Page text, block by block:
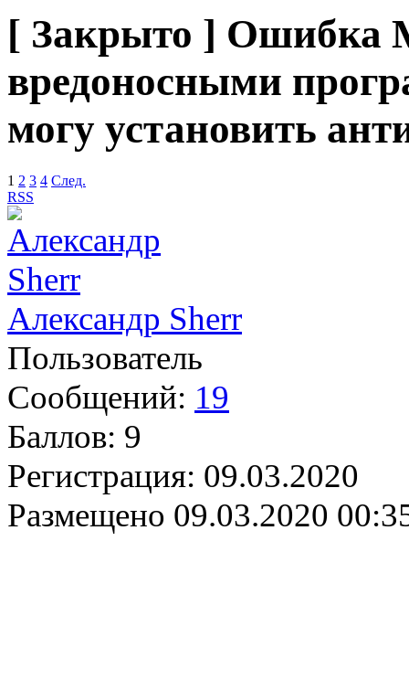
[ Закрыто ] Ошибка
вредоносными
могу установить
1 2 3 4 След.
RSS
Александр Sherr
Пользователь
Сообщений: 19
Баллов: 9
Регистрация: 09.03.2020
Размещено 09.03.2020